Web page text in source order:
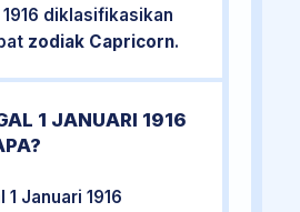
diklasifikasikan
zodiak Capricorn.
1 JANUARI 1916
1 Januari 1916